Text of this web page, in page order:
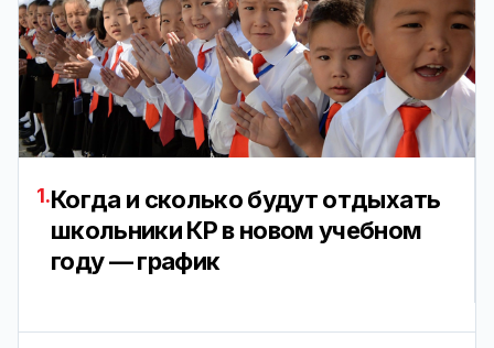
1.Когда и сколько будут отдыхать
школьники КР в новом учебном
году — график